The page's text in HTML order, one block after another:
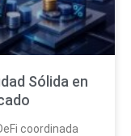
Sólida en
coordinada